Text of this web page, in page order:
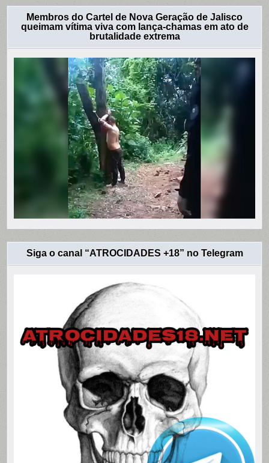
Membros do Cartel de Nova Geração de Jalisco
queimam vítima viva com lança-chamas em ato de
brutalidade extrema
Siga o canal “ATROCIDADES +18” no Telegram